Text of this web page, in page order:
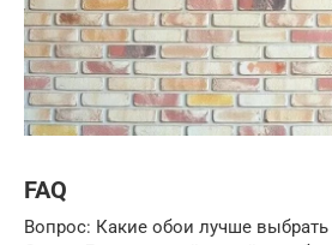
FAQ
Вопрос: Какие обои лучше выбрать